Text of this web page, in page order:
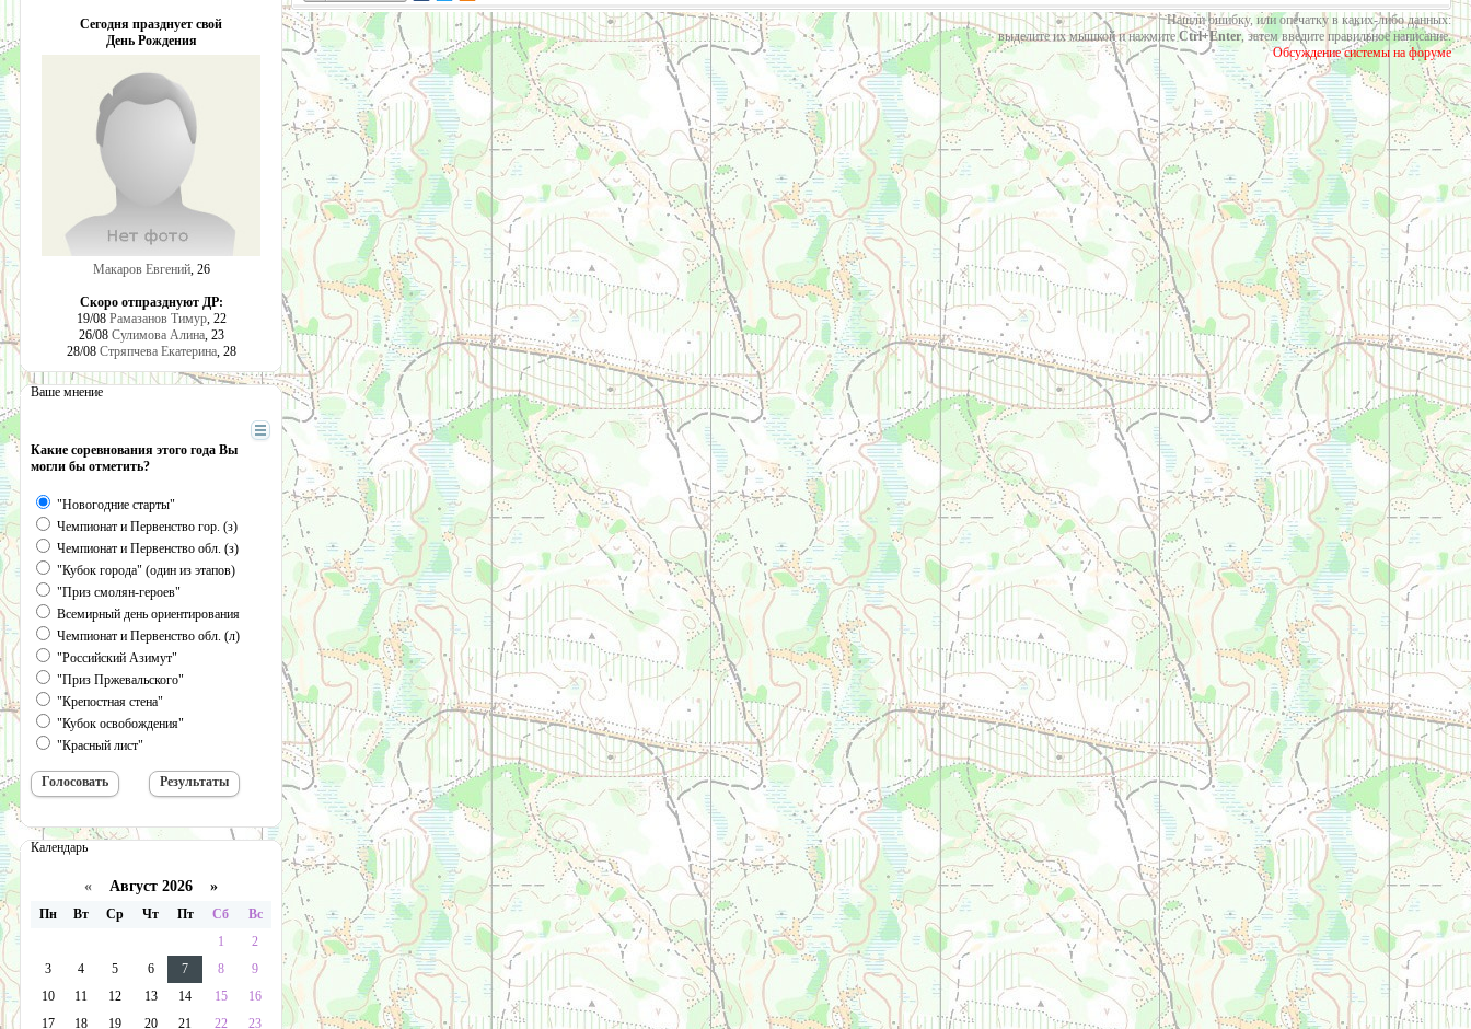
Сегодня празднует свой
День Рождения
Макаров Евгений, 26
Скоро отпразднуют ДР:
19/08 Рамазанов Тимур, 22
26/08 Сулимова Алина, 23
28/08 Стряпчева Екатерина, 28
Ваше мнение
Какие соревнования этого года Вы
могли бы отметить?
"Новогодние старты"
Чемпионат и Первенство гор. (з)
Чемпионат и Первенство обл. (з)
"Кубок города" (один из этапов)
"Приз смолян-героев"
Всемирный день ориентирования
Чемпионат и Первенство обл. (л)
"Российский Азимут"
"Приз Пржевальского"
"Крепостная стена"
"Кубок освобождения"
"Красный лист"
Календарь
« Август 2026 »
Пн Вт Ср Чт Пт Сб
Вс
1
2
3
4 5 6 7 8
9
10
11 12 13 14 15
16
17
18 19 20 21 22
23
Нашли ошибку, или опечатку в каких-либо данных:
выделите их мышкой и нажмите Ctrl+Enter, затем введите правильное написание.
Обсуждение системы на форуме